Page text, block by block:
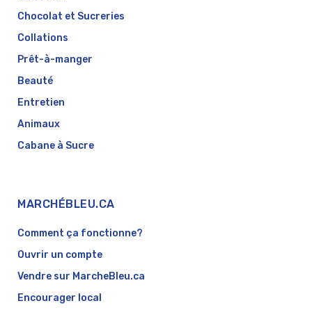
Chocolat et Sucreries
Collations
Prêt-à-manger
Beauté
Entretien
Animaux
Cabane à Sucre
MARCHÉBLEU.CA
Comment ça fonctionne?
Ouvrir un compte
Vendre sur MarcheBleu.ca
Encourager local